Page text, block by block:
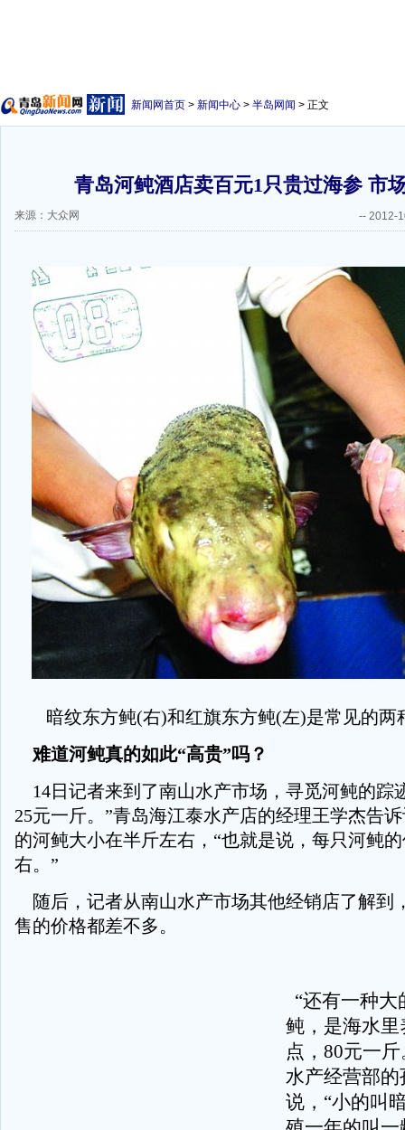
新闻网首页 > 新闻中心 > 半岛网闻 > 正文
青岛河鲀酒店卖百元1只贵过海参 市
来源：大众网 -- 2012-
暗纹东方鲀(右)和红旗东方鲀(左)是常见的两
难道河鲀真的如此“高贵”吗？
14日记者来到了南山水产市场，寻觅河鲀的踪
25元一斤。”青岛海江泰水产店的经理王学杰告
的河鲀大小在半斤左右，“也就是说，每只河鲀
右。”
随后，记者从南山水产市场其他经销店了解到
售的价格都差不多。
“还有一种
鲀，是海水
点，80元一
水产经营部
说，“小的叫